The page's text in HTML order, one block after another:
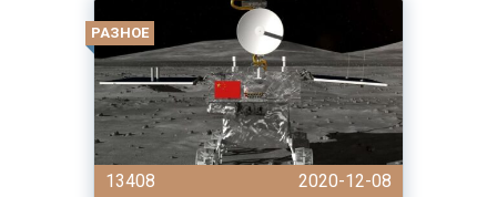
РАЗНОЕ
13408
2020-12-08